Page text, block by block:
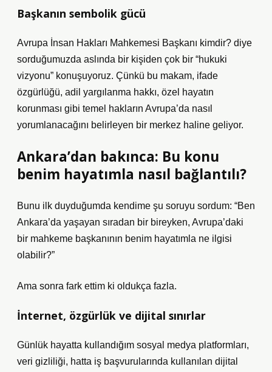
Başkanın sembolik gücü
Avrupa İnsan Hakları Mahkemesi Başkanı kimdir? diye
sorduğumuzda aslında bir kişiden çok bir “hukuki
vizyonu” konuşuyoruz. Çünkü bu makam, ifade
özgürlüğü, adil yargılanma hakkı, özel hayatın
korunması gibi temel hakların Avrupa’da nasıl
yorumlanacağını belirleyen bir merkez haline geliyor.
Ankara’dan bakınca: Bu konu
benim hayatımla nasıl bağlantılı?
Bunu ilk duyduğumda kendime şu soruyu sordum: “Ben
Ankara’da yaşayan sıradan bir bireyken, Avrupa’daki
bir mahkeme başkanının benim hayatımla ne ilgisi
olabilir?”
Ama sonra fark ettim ki oldukça fazla.
İnternet, özgürlük ve dijital sınırlar
Günlük hayatta kullandığım sosyal medya platformları,
veri gizliliği, hatta iş başvurularında kullanılan dijital